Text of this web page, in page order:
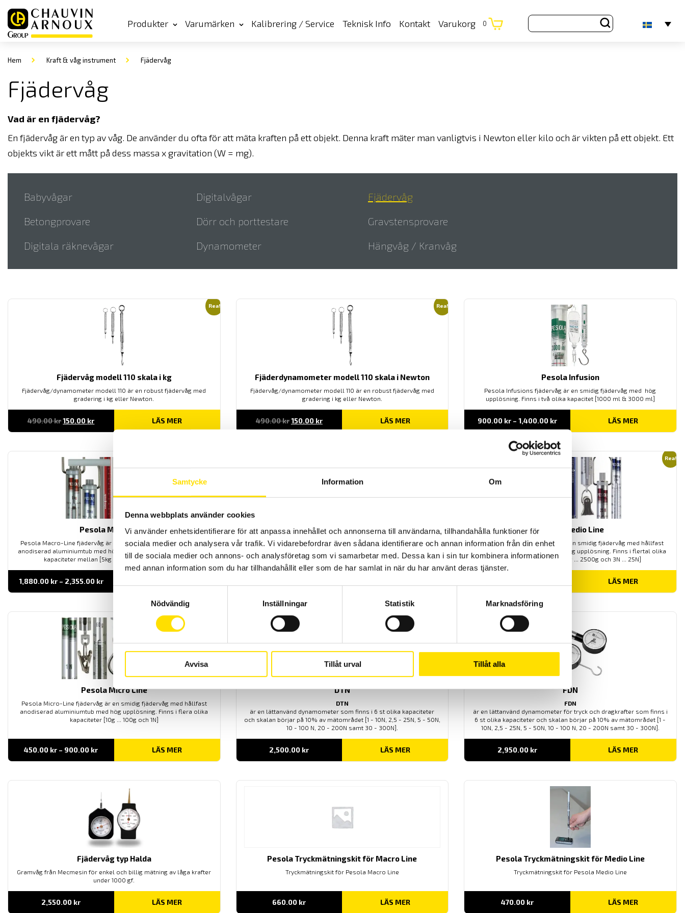
Samtycke Information Om
Denna webbplats använder cookies
Vi använder enhetsidentifierare för att anpassa innehållet och annonserna till användarna, tillhandahålla funktioner för
sociala medier och analysera vår trafik. Vi vidarebefordrar även sådana identifierare och annan information från din enhet
till de sociala medier och annons- och analysföretag som vi samarbetar med. Dessa kan i sin tur kombinera informationen
med annan information som du har tillhandahållit eller som de har samlat in när du har använt deras tjänster.
Samtyckesval
Nödvändig
Inställningar Statistik Marknadsföring
Avvisa Tillåt urval Tillåt alla
Produkter Varumärken Kalibrering / Service Teknisk Info Kontakt Varukorg 0
Hem Kraft & våg instrument Fjädervåg
Fjädervåg
Vad är en fjädervåg?
En fjädervåg är en typ av våg. De använder du ofta för att mäta kraften på ett objekt. Denna kraft mäter man vanligtvis i Newton eller kilo och är vikten på ett objekt. Ett
objekts vikt är ett mått på dess massa x gravitation (W = mg).
Babyvågar
Betongprovare
Digitala räknevågar
Digitalvågar
Dörr och porttestare
Dynamometer
Fjädervåg
Gravstensprovare
Hängvåg / Kranvåg
Rea!
Fjädervåg modell 110 skala i kg
Fjädervåg/dynamometer modell 110 är en robust fjädervåg med
gradering i kg eller Newton.
490.00krDet
ursprungliga
priset
150.00 krDet
nuvarande
priset
LÄS MER
Rea!
Fjäderdynamometer modell 110 skala i Newton
Fjädervåg/dynamometer modell 110 är en robust fjädervåg med
gradering i kg eller Newton.
490.00krDet
ursprungliga
150.00 krDet
nuvarande
LÄS MER
Pesola Infusion
Pesola Infusions fjädervåg är en smidig fjädervåg med hög
upplösning. Finns i två olika kapacitet [1000 ml & 3000 ml]
900.00 kr – 1,400.00 krPrisintervall:
900.00 kr
1,400.00 kr
LÄS MER
Pesola Macro Line
Pesola Macro-Line fjädervåg är en smidig fjädervåg med hållfast
anodiserad aluminiumtub med hög upplösning. Finns i flertal olika
kapaciteter mellan [5kg ... 50kg och 50N ... 500N]
1,880.00 kr – 2,355.00 krPrisintervall:
1,880.00 kr
till
Pesola Light Line
Pesola Light-Line fjädervåg är en smidig och lätt fjädervåg i
transparent plast med hög upplösning. Finns i flertal olika
kapaciteter mellan [10g ... 1000g och 1N ... 10N]
550.00 kr
Rea!
Pesola Medio Line
Pesola Medio-Line fjädervåg är en smidig fjädervåg med hållfast
anodiserad aluminiumtub med hög upplösning. Finns i flertal olika
kapaciteter mellan [300g ... 2500g och 3N ... 25N]
450.00 kr
LÄS MER
Pesola Micro Line
Pesola Micro-Line fjädervåg är en smidig fjädervåg med hållfast
anodiserad aluminiumtub med hög upplösning. Finns i flera olika
kapaciteter [10g ... 100g och 1N]
450.00 kr – 900.00 krPrisintervall:
till
LÄS MER
DTN
DTN
är en lättanvänd dynamometer som finns i 6 st olika kapaciteter
och skalan börjar på 10% av mätområdet [1 - 10N, 2,5 - 25N, 5 - 50N,
10 - 100 N, 20 - 200N samt 30 - 300N].
2,500.00 kr LÄS MER
FDN
FDN
är en lättanvänd dynamometer för tryck och dragkrafter som finns i
6 st olika kapaciteter och skalan börjar på 10% av mätområdet [1 -
10N, 2,5 - 25N, 5 - 50N, 10 - 100 N, 20 - 200N samt 30 - 300N].
2,950.00 kr LÄS MER
Fjädervåg typ Halda
Gramvåg från Mecmesin för enkel och billig mätning av låga krafter
under 1000 gf.
2,550.00 kr LÄS MER
Pesola Tryckmätningskit för Macro Line
Tryckmätningskit för Pesola Macro Line
660.00 kr LÄS MER
Pesola Tryckmätningskit för Medio Line
Tryckmätningskit för Pesola Medio Line
470.00 kr LÄS MER